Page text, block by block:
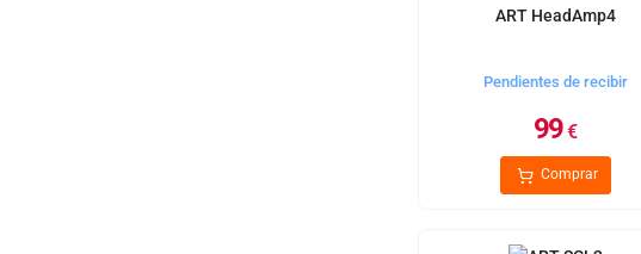
ART HeadAmp4
Pendientes de recibir
99€
Comprar